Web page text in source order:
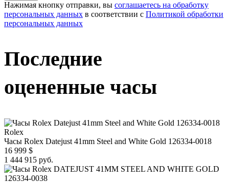
Нажимая кнопку отправки, вы соглашаетесь на обработку
персональных данных в соответствии с Политикой обработки
персональных данных
Последние
оцененные часы
Rolex
Часы Rolex Datejust 41mm Steel and White Gold 126334-0018
16 999 $
1 444 915 руб.